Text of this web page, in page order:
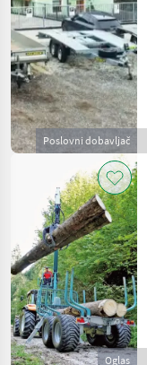
Poslovni dobavljač
Oglas